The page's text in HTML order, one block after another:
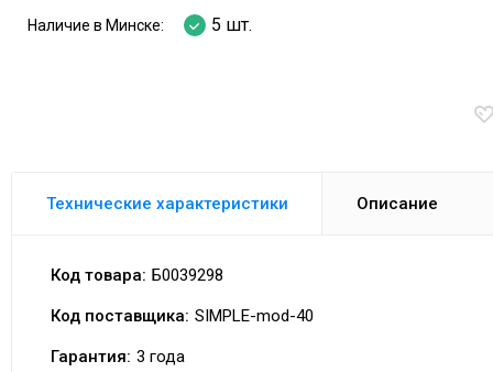
Наличие в Минске: 5 шт.
Технические характеристики Описание
Код товара: Б0039298
Код поставщика: SIMPLE-mod-40
Гарантия: 3 года